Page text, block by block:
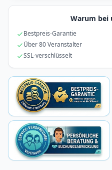
Warum bei
Bestpreis-Garantie
Über 80 Veranstalter
SSL-verschlüsselt